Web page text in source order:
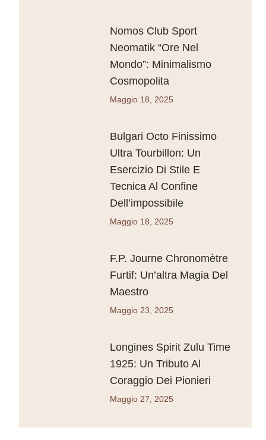
Nomos Club Sport
Neomatik “Ore Nel
Mondo”: Minimalismo
Cosmopolita
Maggio 18, 2025
Bulgari Octo Finissimo
Ultra Tourbillon: Un
Esercizio Di Stile E
Tecnica Al Confine
Dell’impossibile
Maggio 18, 2025
F.P. Journe Chronomètre
Furtif: Un’altra Magia Del
Maestro
Maggio 23, 2025
Longines Spirit Zulu Time
1925: Un Tributo Al
Coraggio Dei Pionieri
Maggio 27, 2025